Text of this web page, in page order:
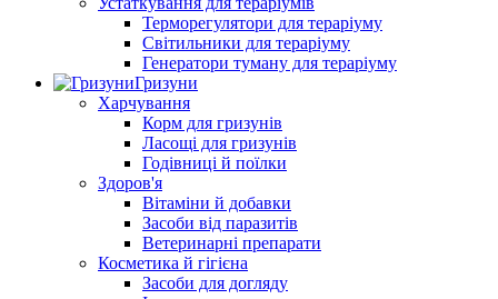
Терморегулятори для тераріуму
Світильники для тераріуму
Генератори туману для тераріуму
Гризуни
Харчування
Корм для гризунів
Ласощі для гризунів
Годівниці й поїлки
Здоров'я
Вітаміни й добавки
Засоби від паразитів
Ветеринарні препарати
Косметика й гігієна
Засоби для догляду